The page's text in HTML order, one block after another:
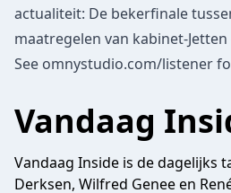
actualiteit: De bekerfinale
maatregelen van kabinet-
See omnystudio.com/listener
Vandaag
Vandaag Inside is de dagelijks
Derksen, Wilfred Genee en